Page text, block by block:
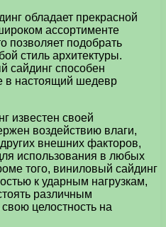
обладает прекрасной
ассортименте
позволяет подобрать
стиль архитектуры.
сайдинг способен
в настоящий шедевр
известен своей
воздействию влаги,
внешних факторов,
использования в любых
того, виниловый сайдинг
к ударным нагрузкам,
различным
целостность на